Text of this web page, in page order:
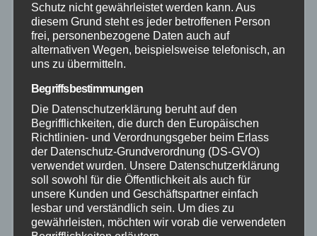
Rettungsdienst
Rhein-Lahn
THW
Veranstaltungen
Westerwald
Schutz nicht gewährleistet werden kann. Aus
diesem Grund steht es jeder betroffenen Person
frei, personenbezogene Daten auch auf
alternativen Wegen, beispielsweise telefonisch, an
uns zu übermitteln.
Begriffsbestimmungen
Die Datenschutzerklärung beruht auf den
Begrifflichkeiten, die durch den Europäischen
Richtlinien- und Verordnungsgeber beim Erlass
der Datenschutz-Grundverordnung (DS-GVO)
verwendet wurden. Unsere Datenschutzerklärung
soll sowohl für die Öffentlichkeit als auch für
unsere Kunden und Geschäftspartner einfach
lesbar und verständlich sein. Um dies zu
gewährleisten, möchten wir vorab die verwendeten